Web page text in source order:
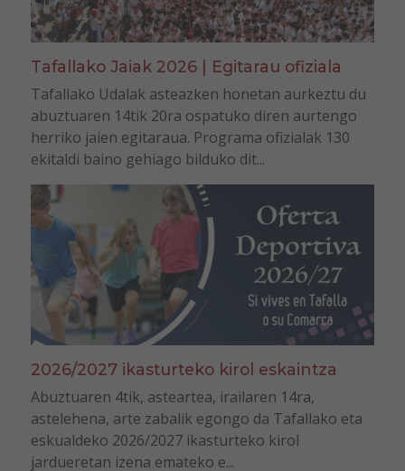
Tafallako Jaiak 2026 | Egitarau ofiziala
Tafallako Udalak asteazken honetan aurkeztu du
abuztuaren 14tik 20ra ospatuko diren aurtengo
herriko jaien egitaraua. Programa ofizialak 130
ekitaldi baino gehiago bilduko dit...
2026/2027 ikasturteko kirol eskaintza
Abuztuaren 4tik, asteartea, irailaren 14ra,
astelehena, arte zabalik egongo da Tafallako eta
eskualdeko 2026/2027 ikasturteko kirol
jardueretan izena emateko e...